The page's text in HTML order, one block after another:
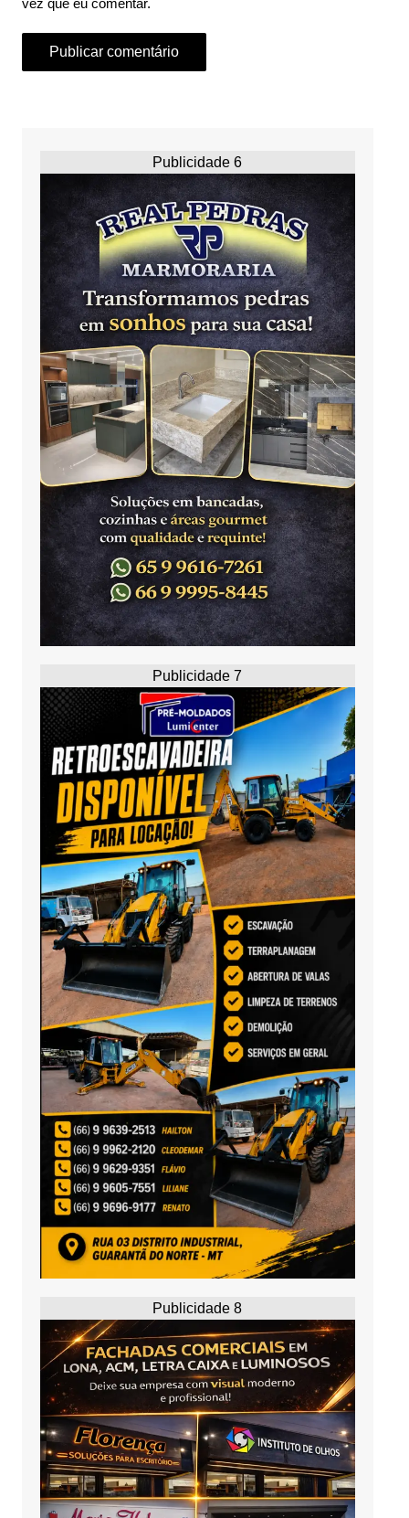
vez que eu comentar.
Publicidade 6
Publicidade 7
Publicidade 8